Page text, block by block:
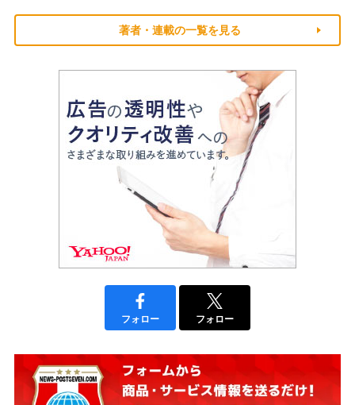
著者・連載の一覧を見る
フォロー フォロー